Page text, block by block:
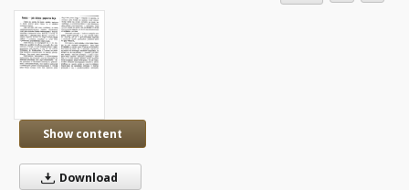
Show content
Download